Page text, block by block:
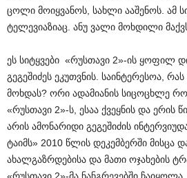
ცოლი მოიყვანოს, სახლი ააშენოს. ამ
ტელევიაზიაც. ანუ ვალი მოხდილი
ეს სიტყვები «რუსთავი 2»-ის ყოფილ
გეგეშიძეს ეკუთვნის. საინტერესოა,
მოხდას? ორი ადამიანის სიცოცხლე
«რუსთავი 2»-ს, ესაა ქვეყნის და ერის
არის ამონარიდი გეგეშიძის
ტაიმს» 2010 წლის დეკემბერში მისცა
ახალგაზრდებისა და მათი ოჯახების